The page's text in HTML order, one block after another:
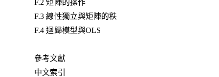
F.2 矩陣的操作
F.3 線性獨立與矩陣的秩
F.4 迴歸模型與OLS
參考文獻
中文索引